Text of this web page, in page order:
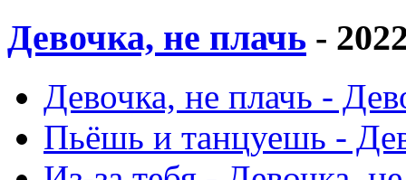
Девочка, не плачь -
Девочка, не плачь -
Пьёшь и танцуешь -